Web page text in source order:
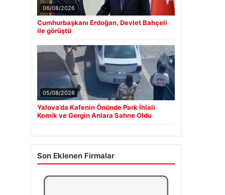
06/08/2026
Cumhurbaşkanı Erdoğan, Devlet Bahçeli
ile görüştü
05/08/2026
Yalova’da Kafenin Önünde Park İhlali
Komik ve Gergin Anlara Sahne Oldu
Son Eklenen Firmalar